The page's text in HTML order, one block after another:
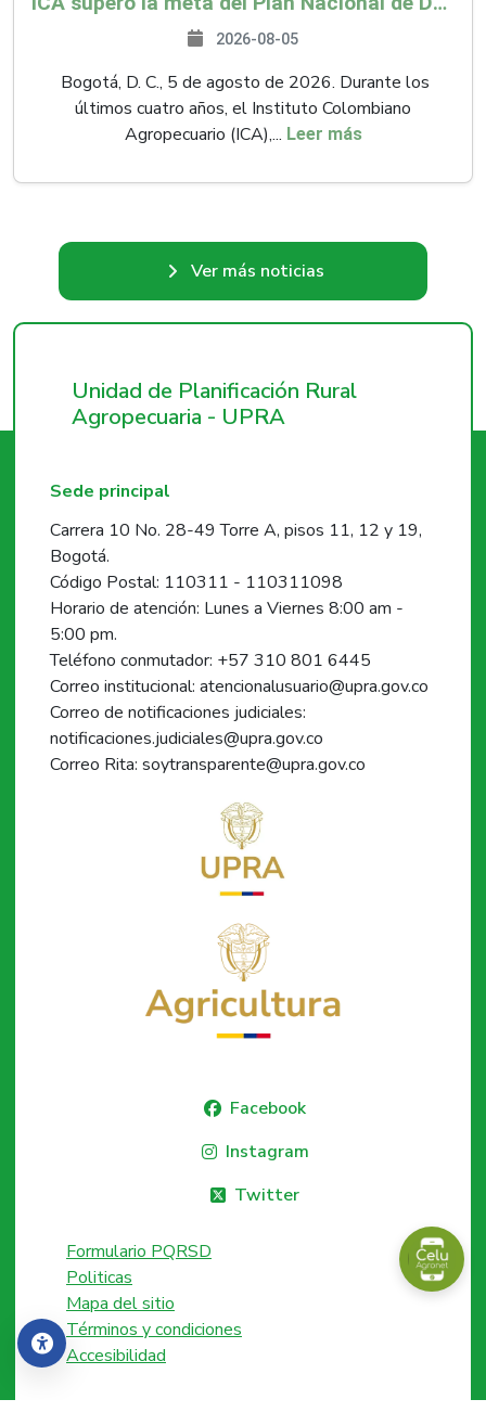
Accesibilidad
2026-08-05
Bogotá, D. C., 5 de agosto de 2026. Durante los
últimos cuatro años, el Instituto Colombiano
Agropecuario (ICA),... Leer más
Ver más noticias
Unidad de Planificación Rural
Agropecuaria - UPRA
Sede principal
Carrera 10 No. 28-49 Torre A, pisos 11, 12 y 19,
Bogotá.
Código Postal: 110311 - 110311098
Horario de atención: Lunes a Viernes 8:00 am -
5:00 pm.
Teléfono conmutador: +57 310 801 6445
Correo institucional: atencionalusuario@upra.gov.co
Correo de notificaciones judiciales:
notificaciones.judiciales@upra.gov.co
Correo Rita: soytransparente@upra.gov.co
Facebook
Instagram
Twitter
Formulario PQRSD
Politicas
Mapa del sitio
Términos y condiciones
Accesibilidad